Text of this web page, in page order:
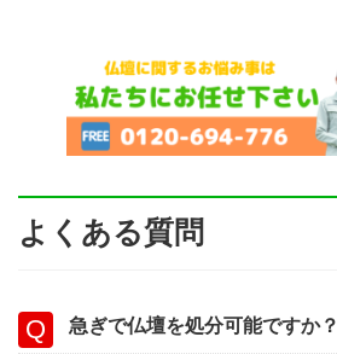
よくある質問
急ぎで仏壇を処分可能ですか？